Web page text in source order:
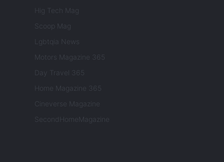
Hig Tech Mag
Scoop Mag
Lgbtqia News
Motors Magazine 365
Day Travel 365
Home Magazine 365
Cineverse Magazine
SecondHomeMagazine